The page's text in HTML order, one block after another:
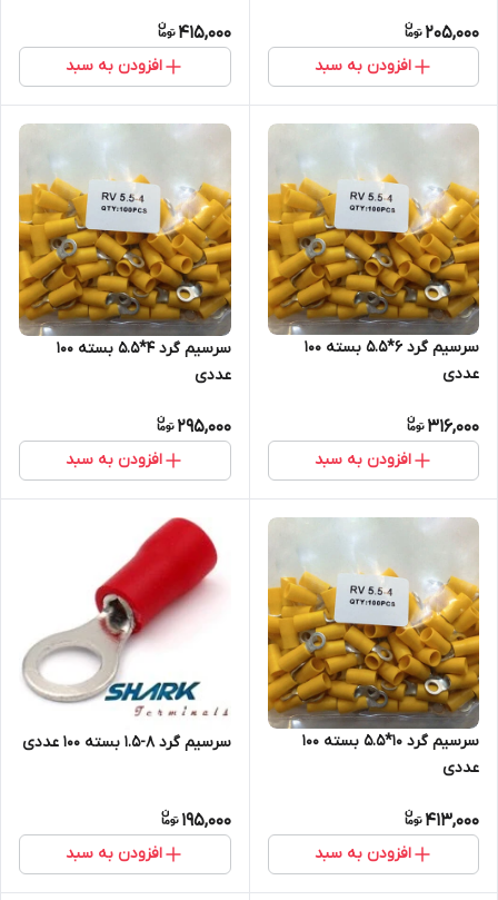
205,000
افزودن به سبد
415,000
افزودن به سبد
سرسیم گرد 6*5.5 بسته 100
عددی
316,000
افزودن به سبد
سرسیم گرد 4*5.5 بسته 100
عددی
295,000
افزودن به سبد
سرسیم گرد 10*5.5 بسته 100
عددی
413,000
افزودن به سبد
سرسیم گرد 8-1.5 بسته 100 عددی
195,000
افزودن به سبد